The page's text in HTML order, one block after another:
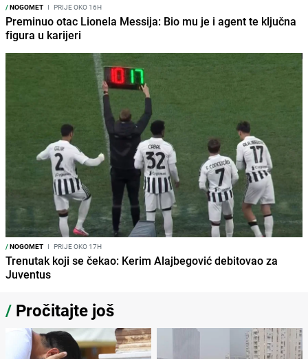
/NOGOMET I PRIJE OKO 16H
Preminuo otac Lionela Messija: Bio mu je i agent te ključna
figura u karijeri
/NOGOMET I PRIJE OKO 17H
Trenutak koji se čekao: Kerim Alajbegović debitovao za
Juventus
/ Pročitajte još